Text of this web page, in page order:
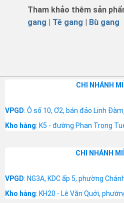
Tham khảo thêm sản
gang | Tê gang | Bù gang
CHI NHÁNH
VPGD: Ô số 10, Ơ2, bán đảo Linh
Kho hàng: K5 - đường Phan Trọng
CHI NHÁNH
VPGD: NG3A, KDC ấp 5, phường
Kho hàng: KH20 - Lê Văn Quới,